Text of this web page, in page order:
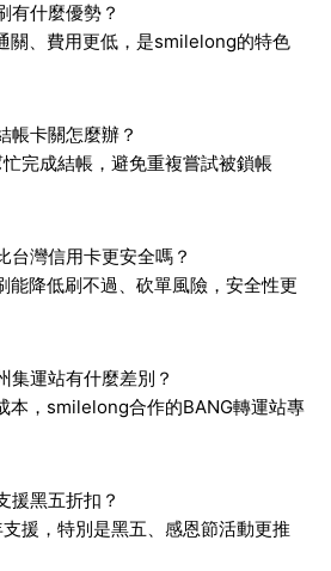
有什麼優勢？
關、費用更低，是smilelong的特色
帳卡關怎麼辦？
完成結帳，避免重複嘗試被鎖帳
灣信用卡更安全嗎？
能降低刷不過、砍單風險，安全性更
運站有什麼差別？
本，smilelong合作的BANG轉運站專
援黑五折扣？
援，特別是黑五、感恩節活動更推